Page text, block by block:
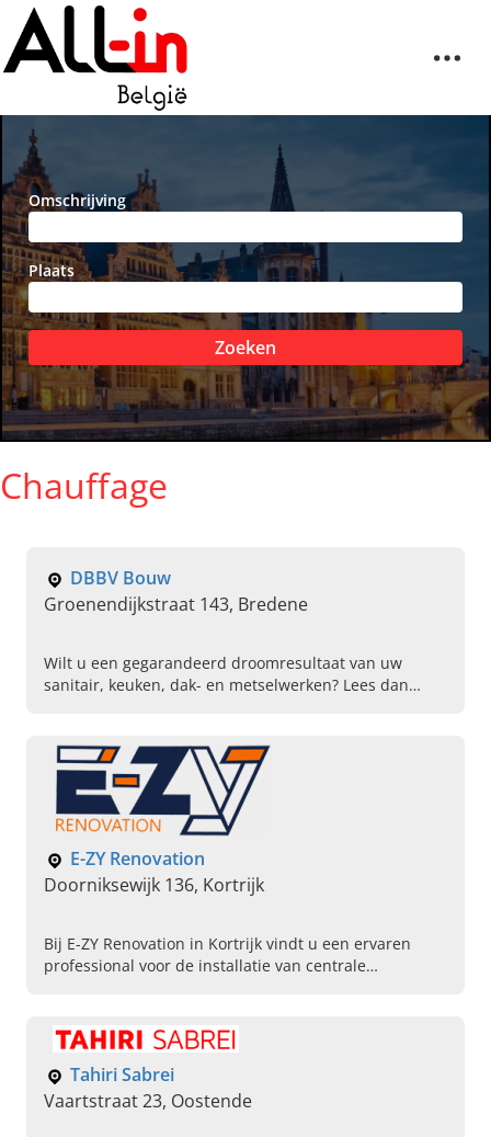
Omschrijving
Plaats
Zoeken
Chauffage
DBBV Bouw
Groenendijkstraat 143, Bredene
Wilt u een gegarandeerd droomresultaat van uw
sanitair, keuken, dak- en metselwerken? Lees dan
E-ZY Renovation
Doorniksewijk 136, Kortrijk
Bij E-ZY Renovation in Kortrijk vindt u een ervaren
professional voor de installatie van centrale
Tahiri Sabrei
Vaartstraat 23, Oostende